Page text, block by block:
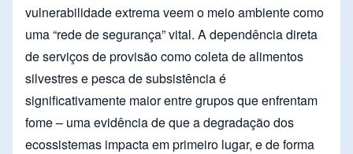
vulnerabilidade extrema veem o meio ambiente como
uma “rede de segurança” vital. A dependência direta
de serviços de provisão como coleta de alimentos
silvestres e pesca de subsistência é
significativamente maior entre grupos que enfrentam
fome – uma evidência de que a degradação dos
ecossistemas impacta em primeiro lugar, e de forma